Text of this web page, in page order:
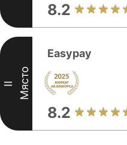
8.2
II Място
Easypay
8.2